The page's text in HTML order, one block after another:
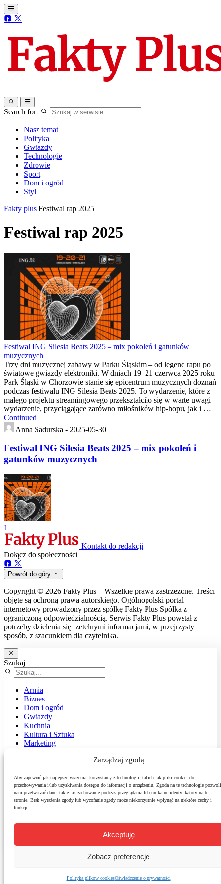
Zarządzaj zgodą
Aby zapewnić jak najlepsze wrażenia, korzystamy z technologii, takich jak pliki cookie, do
przechowywania i/lub uzyskiwania dostępu do informacji o urządzeniu. Zgoda na te technologie pozwoli
nam przetwarzać dane, takie jak zachowanie podczas przeglądania lub unikalne identyfikatory na tej
stronie. Brak wyrażenia zgody lub wycofanie zgody może niekorzystnie wpłynąć na niektóre cechy i
funkcje.
Akceptuję
Zobacz preferencje
Polityka plików cookiesOświadczenie o prywatności
Search for:
Nasz temat
Polityka
Gwiazdy
Technologie
Zdrowie
Sport
Dom i ogród
Styl
Fakty plus Festiwal rap 2025
Festiwal rap 2025
Festiwal ING Silesia Beats 2025 – mix pokoleń i gatunków
muzycznych
Trzy dni muzycznej zabawy w Parku Śląskim – od legend rapu po
światowe gwiazdy elektroniki. W dniach 19–21 czerwca 2025 roku
Park Śląski w Chorzowie stanie się epicentrum muzycznych doznań
podczas festiwalu ING Silesia Beats 2025. To wydarzenie, które z
małego projektu streamingowego przekształciło się w warte uwagi
wydarzenie, przyciągające zarówno miłośników hip-hopu, jak i …
Continued
Anna Sadurska - 2025-05-30
Festiwal ING Silesia Beats 2025 – mix pokoleń i
gatunków muzycznych
1
Kontakt do redakcji
Dołącz do społeczności
Powrót do góry
Copyright © 2026 Fakty Plus – Wszelkie prawa zastrzeżone. Treści
objęte są ochroną prawa autorskiego. Ogólnopolski portal
internetowy prowadzony przez spółkę Fakty Plus Spółka z
ograniczoną odpowiedzialnością. Serwis Fakty Plus powstał z
potrzeby dzielenia się rzetelnymi informacjami, w przejrzysty
sposób, z szacunkiem dla czytelnika.
Szukaj
Armia
Biznes
Dom i ogród
Gwiazdy
Kuchnia
Kultura i Sztuka
Marketing
Podróże
Polityka
Sport
Środowisko
Technologie